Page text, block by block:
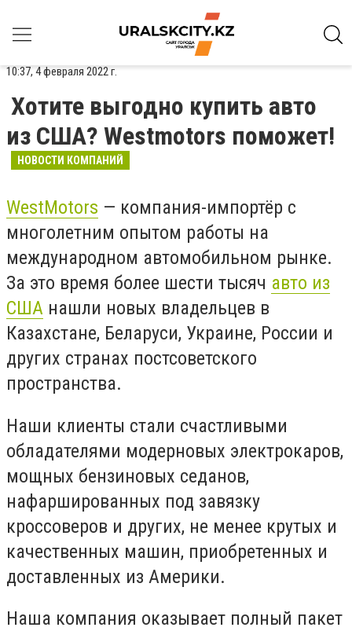
10:37, 4 февраля 2022 г.
Хотите выгодно купить авто
из США? Westmotors поможет!
НОВОСТИ КОМПАНИЙ
WestMotors — компания-импортёр с
многолетним опытом работы на
международном автомобильном рынке.
За это время более шести тысяч авто из
США нашли новых владельцев в
Казахстане, Беларуси, Украине, России и
других странах постсоветского
пространства.
Наши клиенты стали счастливыми
обладателями модерновых электрокаров,
мощных бензиновых седанов,
нафаршированных под завязку
кроссоверов и других, не менее крутых и
качественных машин, приобретенных и
доставленных из Америки.
Наша компания оказывает полный пакет